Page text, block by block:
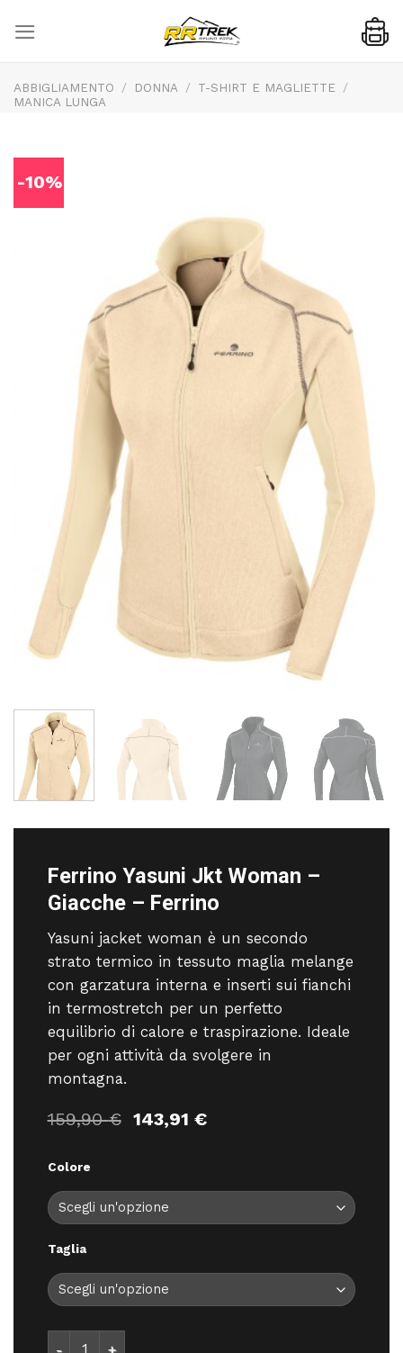
content
ABBIGLIAMENTO / DONNA / T-SHIRT E MAGLIETTE /
MANICA LUNGA
-10%
Ferrino Yasuni Jkt Woman –
Giacche – Ferrino
Yasuni jacket woman è un secondo
strato termico in tessuto maglia melange
con garzatura interna e inserti sui fianchi
in termostretch per un perfetto
equilibrio di calore e traspirazione. Ideale
per ogni attività da svolgere in
montagna.
159,90€ Il
159,90 €.
143,91 €Il
143,91 €.
Colore
Taglia
Ferrino Yasuni Jkt Woman - Giacche - Ferrino